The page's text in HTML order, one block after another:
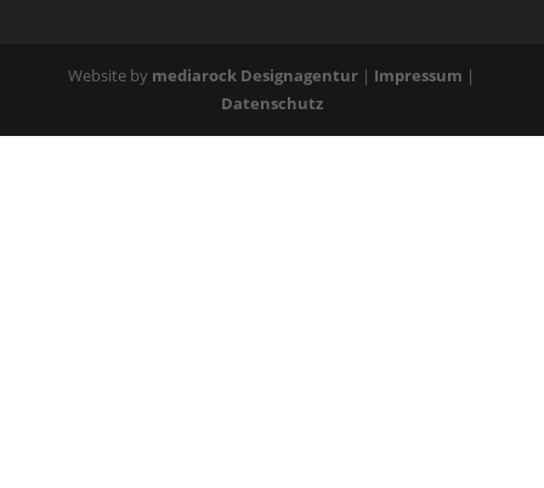
Website by mediarock Designagentur | Impressum |
Datenschutz